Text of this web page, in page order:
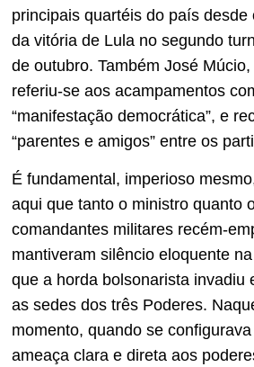
principais quartéis do país desde
da vitória de Lula no segundo
de outubro. Também José
referiu-se aos acampamentos
“manifestação democrática”, e
“parentes e amigos” entre os
É fundamental, imperioso
aqui que tanto o ministro quanto
comandantes militares recém-
mantiveram silêncio eloquente
que a horda bolsonarista invadiu
as sedes dos três Poderes.
momento, quando se
ameaça clara e direta aos